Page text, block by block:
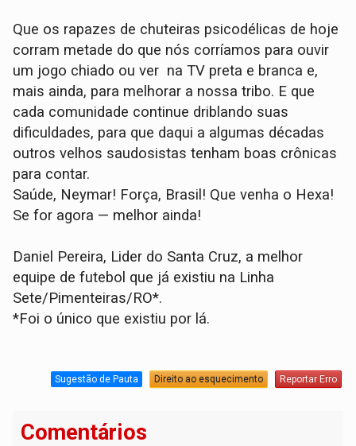
Que os rapazes de chuteiras psicodélicas de hoje
corram metade do que nós corríamos para ouvir
um jogo chiado ou ver na TV preta e branca e,
mais ainda, para melhorar a nossa tribo. E que
cada comunidade continue driblando suas
dificuldades, para que daqui a algumas décadas
outros velhos saudosistas tenham boas crônicas
para contar.
Saúde, Neymar! Força, Brasil! Que venha o Hexa!
Se for agora — melhor ainda!
Daniel Pereira, Lider do Santa Cruz, a melhor
equipe de futebol que já existiu na Linha
Sete/Pimenteiras/RO*.
*Foi o único que existiu por lá.
Sugestão de Pauta Direito ao esquecimento Reportar Erro
Comentários